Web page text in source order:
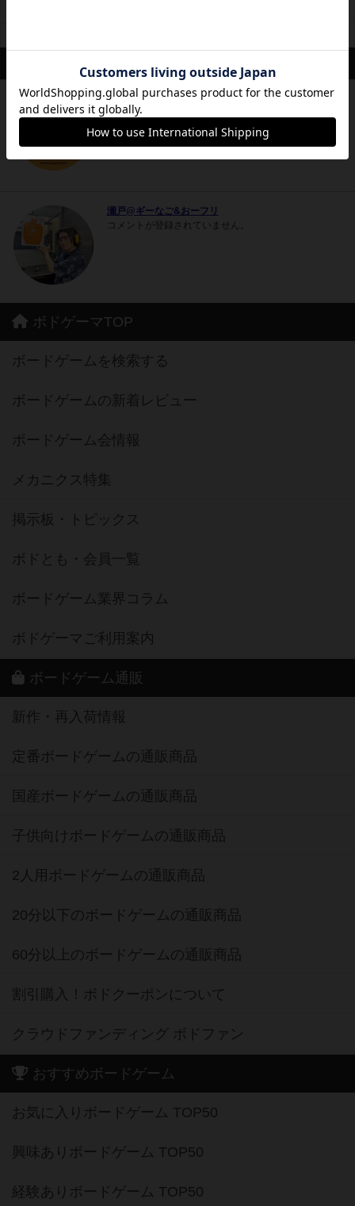
オースランド名古屋
コメントが登録されていません。
瀬戸@ギーなご&おーフリ
コメントが登録されていません。
ボドゲーマTOP
ボードゲームを検索する
ボードゲームの新着レビュー
ボードゲーム会情報
メカニクス特集
掲示板・トピックス
ボドとも・会員一覧
ボードゲーム業界コラム
ボドゲーマご利用案内
ボードゲーム通販
新作・再入荷情報
定番ボードゲームの通販商品
国産ボードゲームの通販商品
子供向けボードゲームの通販商品
2人用ボードゲームの通販商品
20分以下のボードゲームの通販商品
60分以上のボードゲームの通販商品
割引購入！ボドクーポンについて
クラウドファンディング ボドファン
おすすめボードゲーム
お気に入りボードゲーム TOP50
興味ありボードゲーム TOP50
経験ありボードゲーム TOP50